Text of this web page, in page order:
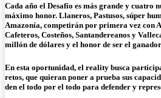
Cada año el Desafío es más grande y cuatro
máximo honor. Llaneros, Pastusos, súper
Amazonía, competirán por primera vez con
Cafeteros, Costeños, Santandereanos y
millón de dólares y el honor de ser el
En esta oportunidad, el reality busca
retos, que quieran poner a prueba sus
den el todo por el todo para defender y